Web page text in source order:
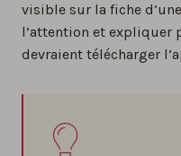
visible sur la fiche
l’attention et
devraient télécharger